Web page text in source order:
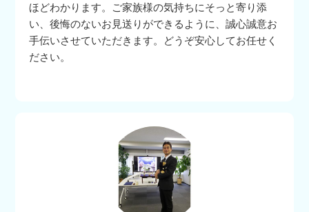
ほどわかります。ご家族様の気持ちにそっと寄り添
い、後悔のないお見送りができるように、誠心誠意お
手伝いさせていただきます。どうぞ安心してお任せく
ださい。